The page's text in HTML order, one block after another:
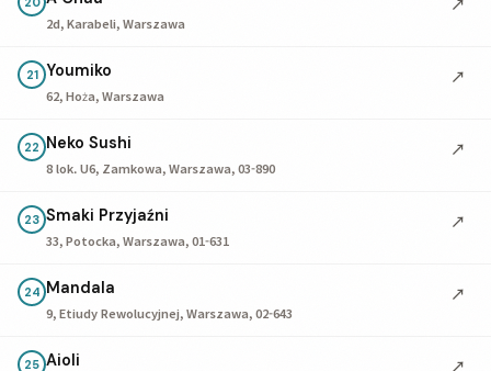
2d, Karabeli, Warszawa
21 Youmiko
62, Hoża, Warszawa
↗
22 Neko Sushi
8 lok. U6, Zamkowa, Warszawa, 03-890
↗
23 Smaki Przyjaźni
33, Potocka, Warszawa, 01-631
↗
24 Mandala
9, Etiudy Rewolucyjnej, Warszawa, 02-643
↗
25 Aioli ↗